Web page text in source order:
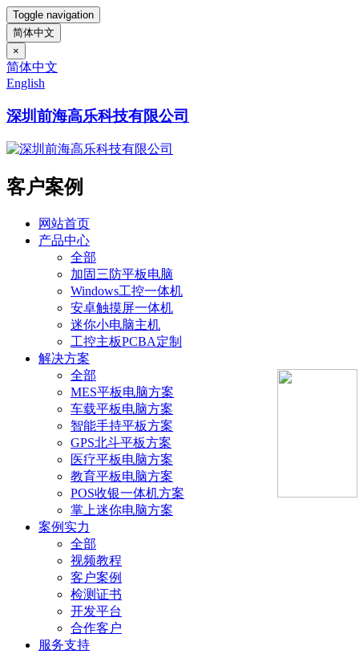
Toggle navigation
简体中文
×
简体中文
English
深圳前海高乐科技有限公司
客户案例
网站首页
产品中心
全部
加固三防平板电脑
Windows工控一体机
安卓触摸屏一体机
迷你小电脑主机
工控主板PCBA定制
解决方案
全部
MES平板电脑方案
车载平板电脑方案
智能手持平板方案
GPS北斗平板方案
医疗平板电脑方案
教育平板电脑方案
POS收银一体机方案
掌上迷你电脑方案
案例实力
全部
视频教程
客户案例
检测证书
开发平台
合作客户
服务支持